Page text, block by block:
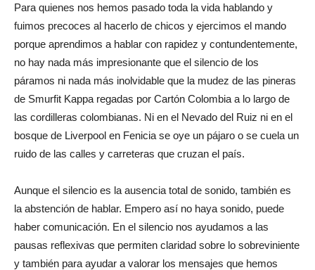
Para quienes nos hemos pasado toda la vida hablando y
fuimos precoces al hacerlo de chicos y ejercimos el mando
porque aprendimos a hablar con rapidez y contundentemente,
no hay nada más impresionante que el silencio de los
páramos ni nada más inolvidable que la mudez de las pineras
de Smurfit Kappa regadas por Cartón Colombia a lo largo de
las cordilleras colombianas. Ni en el Nevado del Ruiz ni en el
bosque de Liverpool en Fenicia se oye un pájaro o se cuela un
ruido de las calles y carreteras que cruzan el país.
Aunque el silencio es la ausencia total de sonido, también es
la abstención de hablar. Empero así no haya sonido, puede
haber comunicación. En el silencio nos ayudamos a las
pausas reflexivas que permiten claridad sobre lo sobreviniente
y también para ayudar a valorar los mensajes que hemos